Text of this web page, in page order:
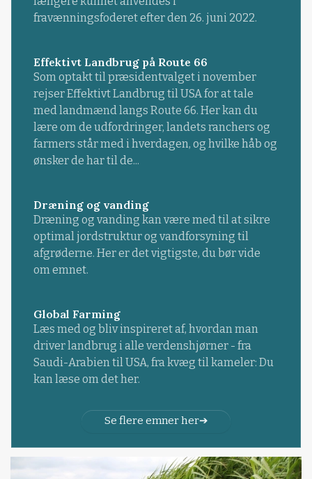
fravænningsfoderet efter den 26. juni 2022.
Effektivt Landbrug på Route 66
Som optakt til præsidentvalget i november
rejser Effektivt Landbrug til USA for at tale
med landmænd langs Route 66. Her kan du
lære om de udfordringer, landets ranchers og
farmers står med i hverdagen, og hvilke håb og
ønsker de har til de...
Dræning og vanding
Dræning og vanding kan være med til at sikre
optimal jordstruktur og vandforsyning til
afgrøderne. Her er det vigtigste, du bør vide
om emnet.
Global Farming
Læs med og bliv inspireret af, hvordan man
driver landbrug i alle verdenshjørner - fra
Saudi-Arabien til USA, fra kvæg til kameler: Du
kan læse om det her.
Se flere emner her